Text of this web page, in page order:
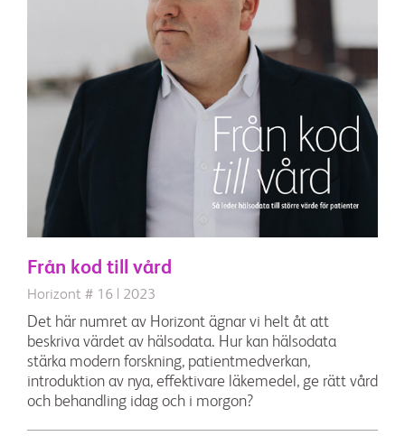
Från kod till vård
Horizont # 16 | 2023
Det här numret av Horizont ägnar vi helt åt att
beskriva värdet av hälsodata. Hur kan hälsodata
stärka modern forskning, patientmedverkan,
introduktion av nya, effektivare läkemedel, ge rätt vård
och behandling idag och i morgon?